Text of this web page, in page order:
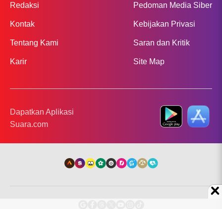
Redaksi
Kontak
Tentang Kami
Karir
Pedoman Media Siber
Kebijakan Privasi
Saran dan Kritik
Site Map
Dapatkan Aplikasi
Suara.com